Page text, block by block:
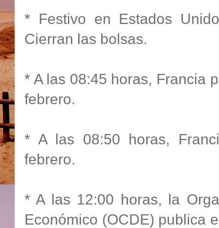
* Festivo en Estados
Cierran las bolsas.
* A las 08:45 horas, Francia
febrero.
* A las 08:50 horas,
febrero.
* A las 12:00 horas, la
Económico (OCDE) publica